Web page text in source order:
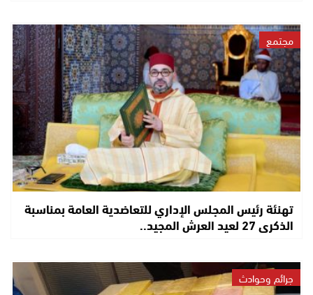
مجتمع
تهنئة رئيس المجلس الإداري للتعاضدية العامة بمناسبة
الذكرى 27 لعيد العرش المجيد..
جرائم وحوادث